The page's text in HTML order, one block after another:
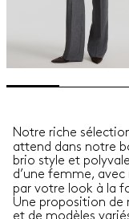
Notre riche
attend dans notre
brio style et
d’une femme, avec
par votre look à la
Une proposition de
et de modèles